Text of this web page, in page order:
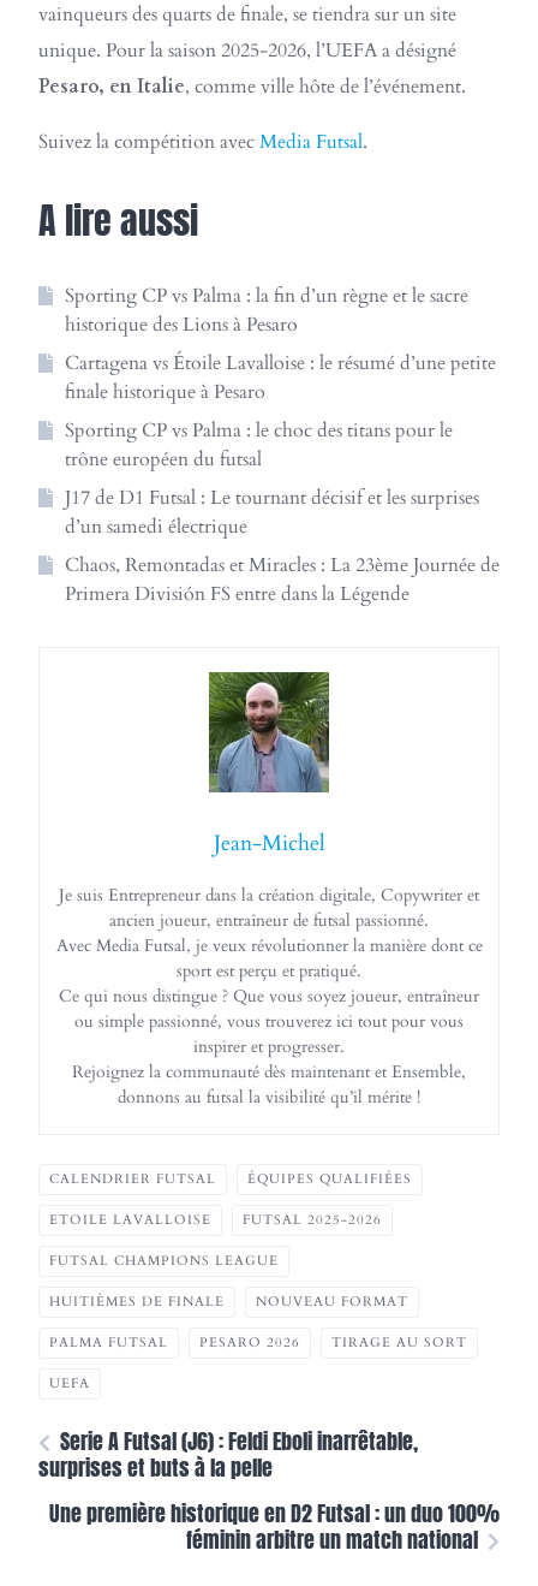
vainqueurs des quarts de finale, se tiendra sur un site
unique. Pour la saison 2025-2026, l’UEFA a désigné
Pesaro, en Italie, comme ville hôte de l’événement.
Suivez la compétition avecMedia Futsal.
A lire aussi
Sporting CP vs Palma : la fin d’un règne et le sacre
historique des Lions à Pesaro
Cartagena vs Étoile Lavalloise : le résumé d’une petite
finale historique à Pesaro
Sporting CP vs Palma : le choc des titans pour le
trône européen du futsal
J17 de D1 Futsal : Le tournant décisif et les surprises
d’un samedi électrique
Chaos, Remontadas et Miracles : La 23ème Journée de
Primera División FS entre dans la Légende
Jean-Michel
Je suis Entrepreneur dans la création digitale, Copywriter et
ancien joueur, entraîneur de futsal passionné.
Avec Media Futsal, je veux révolutionner la manière dont ce
sport est perçu et pratiqué.
Ce qui nous distingue ? Que vous soyez joueur, entraîneur
ou simple passionné, vous trouverez ici tout pour vous
inspirer et progresser.
Rejoignez la communauté dès maintenant et Ensemble,
donnons au futsal la visibilité qu’il mérite !
CALENDRIER FUTSAL ÉQUIPES QUALIFIÉES
ETOILE LAVALLOISE FUTSAL 2025-2026
FUTSAL CHAMPIONS LEAGUE
HUITIÈMES DE FINALE NOUVEAU FORMAT
PALMA FUTSAL PESARO 2026 TIRAGE AU SORT
UEFA
Serie A Futsal (J6) : Feldi Eboli inarrêtable,
surprises et buts à la pelle
Une première historique en D2 Futsal : un duo 100%
féminin arbitre un match national